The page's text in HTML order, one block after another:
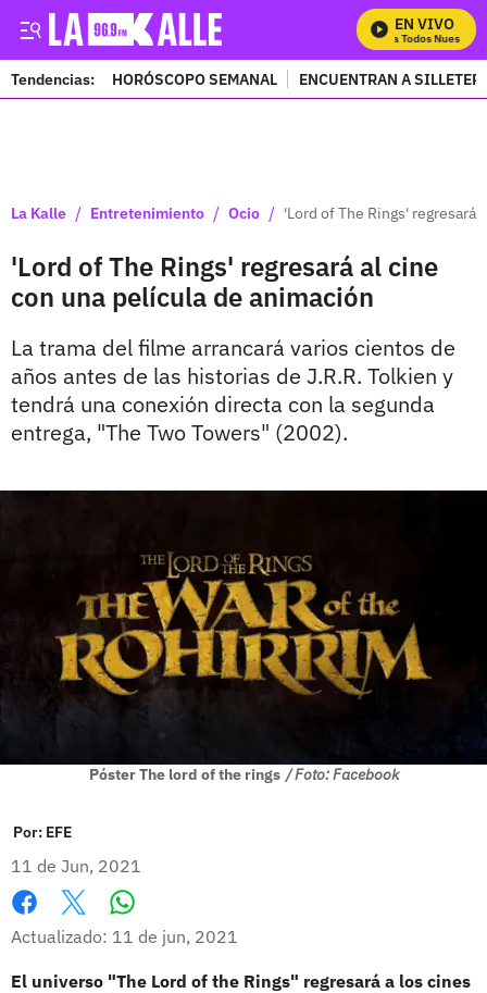
EN VIVO
Mira Todos Nuestros
Tendencias: HORÓSCOPO SEMANAL ENCUENTRAN A
La Kalle / Entretenimiento / Ocio / 'Lord of The Rings' regresará
'Lord of The Rings' regresará al cine
con una película de animación
La trama del filme arrancará varios cientos de
años antes de las historias de J.R.R. Tolkien y
tendrá una conexión directa con la segunda
entrega, "The Two Towers" (2002).
Póster The lord of the rings / Foto: Facebook
Por: EFE
11 de Jun, 2021
Facebook
X
Actualizado: 11 de jun, 2021
El universo "The Lord of the Rings" regresará a los cines